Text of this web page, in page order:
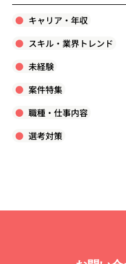
キャリア・年収
スキル・業界トレンド
未経験
案件特集
職種・仕事内容
選考対策